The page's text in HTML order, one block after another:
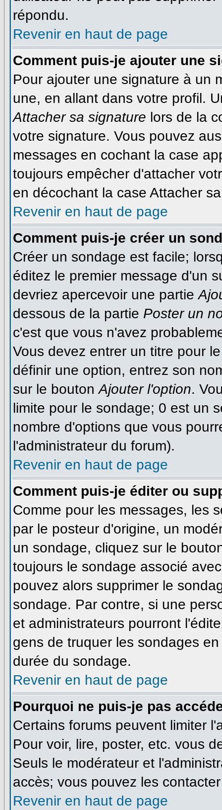
répondu.
Revenir en haut de page
Comment puis-je ajouter une
Pour ajouter une signature à un
une, en allant dans votre profil.
Attacher sa signature lors de la
votre signature. Vous pouvez
messages en cochant la case
toujours empêcher d'attacher
en décochant la case Attacher
Revenir en haut de page
Comment puis-je créer un
Créer un sondage est facile;
éditez le premier message d'un
devriez apercevoir une partie
dessous de la partie Poster un
c'est que vous n'avez
Vous devez entrer un titre pour
définir une option, entrez son
sur le boutonAjouter l'option.
limite pour le sondage; 0 est un
nombre d'options que vous
l'administrateur du forum).
Revenir en haut de page
Comment puis-je éditer ou
Comme pour les messages, les
par le posteur d'origine, un
un sondage, cliquez sur le
toujours le sondage associé
pouvez alors supprimer le
sondage. Par contre, si une
et administrateurs pourront
gens de truquer les sondages
durée du sondage.
Revenir en haut de page
Pourquoi ne puis-je pas
Certains forums peuvent limiter
Pour voir, lire, poster, etc. vous
Seuls le modérateur et
accès; vous pouvez les
Revenir en haut de page